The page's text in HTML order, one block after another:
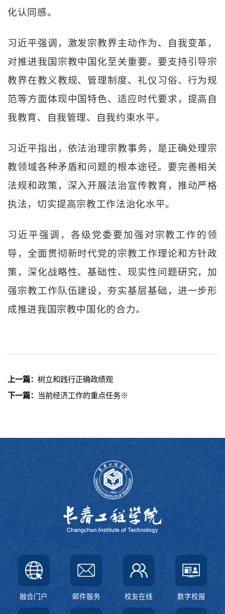
化认同感。
习近平强调，激发宗教界主动作为、自我变革，
对推进我国宗教中国化至关重要。要支持引导宗
教界在教义教规、管理制度、礼仪习俗、行为规
范等方面体现中国特色、适应时代要求，提高自
我教育、自我管理、自我约束水平。
习近平指出，依法治理宗教事务，是正确处理宗
教领域各种矛盾和问题的根本途径。要完善相关
法规和政策，深入开展法治宣传教育，推动严格
执法，切实提高宗教工作法治化水平。
习近平强调，各级党委要加强对宗教工作的领
导，全面贯彻新时代党的宗教工作理论和方针政
策，深化战略性、基础性、现实性问题研究，加
强宗教工作队伍建设，夯实基层基础，进一步形
成推进我国宗教中国化的合力。
上一篇： 树立和践行正确政绩观
下一篇：
当前经济工作的重点任务※
融合门户 邮件服务 校友在线 数字校报